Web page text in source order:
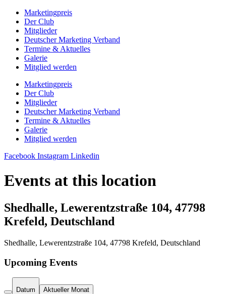
Zum
Inhalt
springen
Marketingpreis
Der Club
Mitglieder
Deutscher Marketing Verband
Termine & Aktuelles
Galerie
Mitglied werden
Marketingpreis
Der Club
Mitglieder
Deutscher Marketing Verband
Termine & Aktuelles
Galerie
Mitglied werden
Facebook Instagram Linkedin
Events at this location
Shedhalle, Lewerentzstraße 104, 47798
Krefeld, Deutschland
Shedhalle, Lewerentzstraße 104, 47798 Krefeld, Deutschland
Upcoming Events
Datum Aktueller Monat